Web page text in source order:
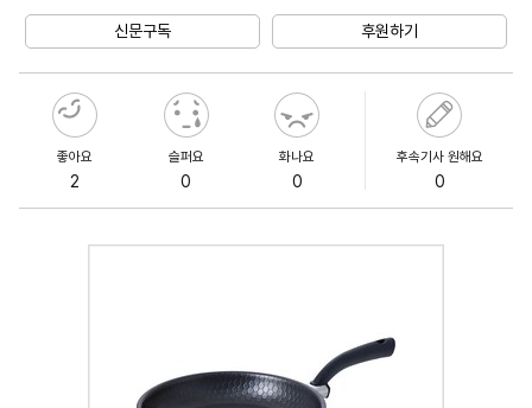
신문구독 후원하기
좋아요
2
슬퍼요
0
화나요
0
후속기사 원해요
0